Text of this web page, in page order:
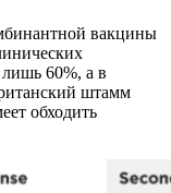
вакцины
лишь 60%, а в
штамм
обходить